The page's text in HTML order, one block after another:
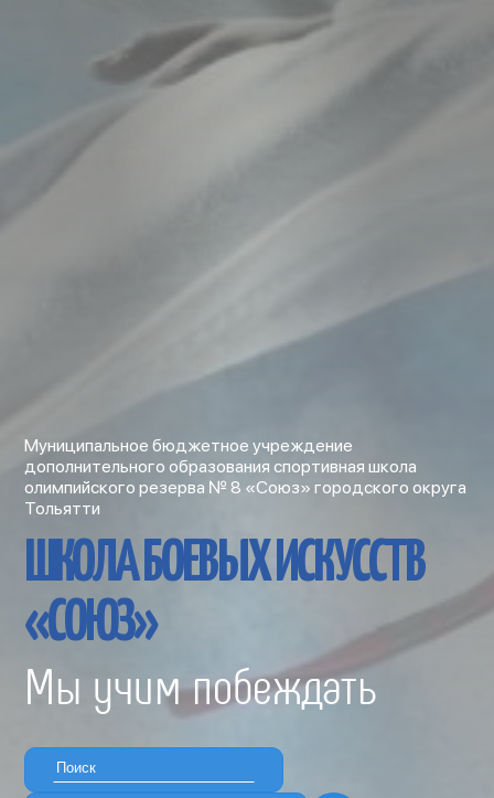
Муниципальное бюджетное учреждение
дополнительного образования спортивная школа
олимпийского резерва № 8 «Союз» городского округа
Тольятти
ШКОЛА БОЕВЫХ ИСКУССТВ
«СОЮЗ»
Мы учим побеждать